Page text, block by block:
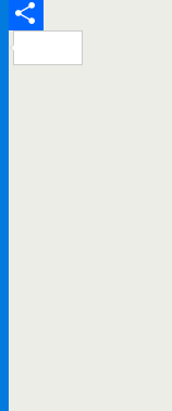
LiveJournal